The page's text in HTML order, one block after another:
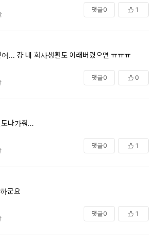
댓글0 1
... 걍 내 회사생활도 이래버렸으면 ㅠㅠㅠ
댓글0 0
나가줘...
댓글0 1
군요
댓글0 1